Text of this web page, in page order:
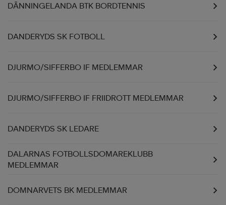
DÄNNINGELANDA BTK BORDTENNIS
DANDERYDS SK FOTBOLL
DJURMO/SIFFERBO IF MEDLEMMAR
DJURMO/SIFFERBO IF FRIIDROTT MEDLEMMAR
DANDERYDS SK LEDARE
DALARNAS FOTBOLLSDOMAREKLUBB
MEDLEMMAR
DOMNARVETS BK MEDLEMMAR